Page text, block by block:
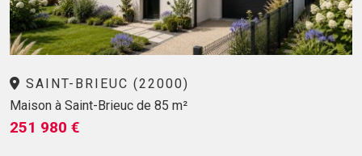
SAINT-BRIEUC (22000)
Maison à Saint-Brieuc de 85 m²
251 980 €